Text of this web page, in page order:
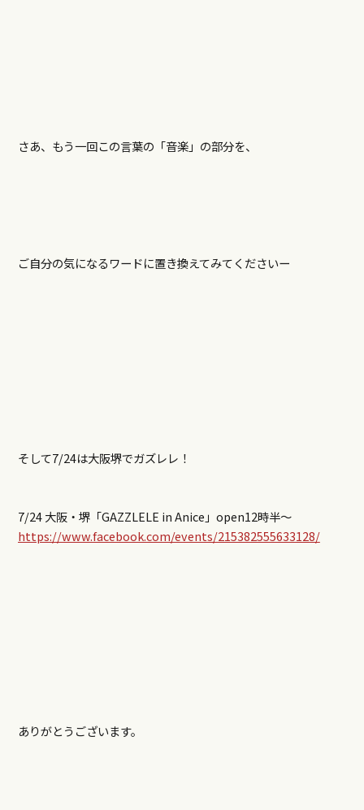
さあ、もう一回この言葉の「音楽」の部分を、
ご自分の気になるワードに置き換えてみてくださいー
そして7/24は大阪堺でガズレレ！
7/24 大阪・堺「GAZZLELE in Anice」open12時半～
https://www.facebook.com/events/215382555633128/
ありがとうございます。